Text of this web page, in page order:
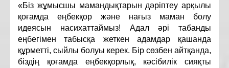
«Біз жұмысшы мамандықтарын дәріптеу арқылы
қоғамда еңбекқор және нағыз маман болу
идеясын насихаттаймыз! Адал әрі табанды
еңбегімен табысқа жеткен адамдар қашанда
құрметті, сыйлы болуы керек. Бір сөзбен айтқанда,
біздің қоғамда еңбекқорлық, кәсібилік сияқты